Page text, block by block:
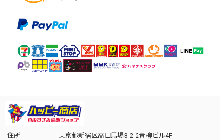
住所
東京都新宿区高田馬場3-2-2青柳ビル4F